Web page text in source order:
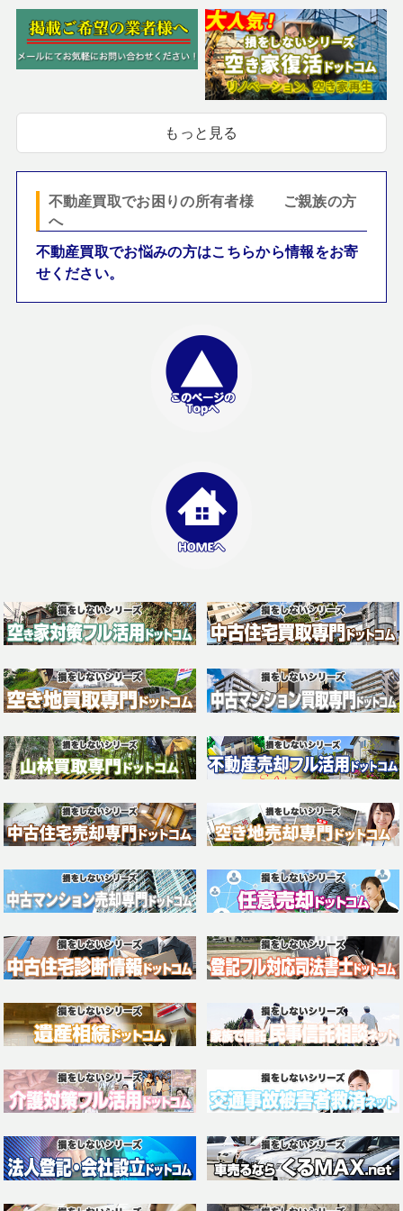
もっと見る
不動産買取でお困りの所有者様 ご親族の方
へ
不動産買取でお悩みの方はこちらから情報をお寄
せください。